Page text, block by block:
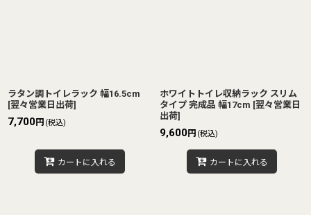
ラタン調トイレラック 幅16.5cm
[翌々営業日出荷]
7,700円 (税込)
カートに入れる
ホワイトトイレ収納ラック スリム
タイプ 完成品 幅17cm [翌々営業日
出荷]
9,600円 (税込)
カートに入れる